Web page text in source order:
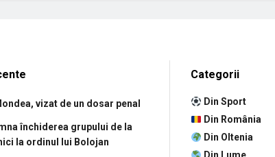
vizat de un dosar penal
închiderea grupului de la
la ordinul lui Bolojan
Categorii
Din Sport
Din România
Din Oltenia